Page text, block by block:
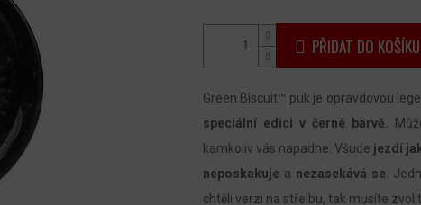
PŘIDAT DO KOŠÍKU
Green Biscuit™ puk je opravdovou
speciální edici v černé barvě.
kamkoliv vás napadne. Všude jezdí
neposkakuje a nezasekává se .
chtěli verzi na střelbu, tak musíte